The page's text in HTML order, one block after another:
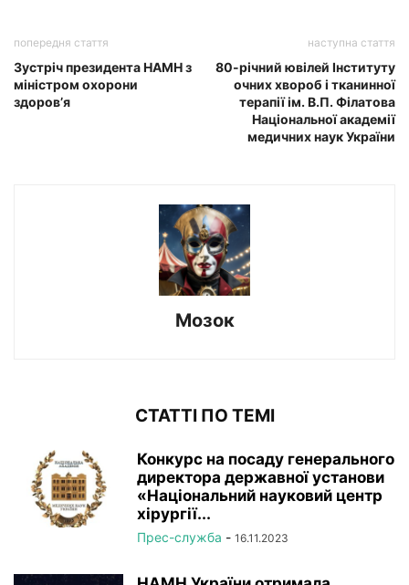
попередня стаття
Зустріч президента НАМН з
міністром охорони
здоров’я
наступна стаття
80-річний ювілей Інституту
очних хвороб і тканинної
терапії ім. В.П. Філатова
Національної академії
медичних наук України
Мозок
СТАТТІ ПО ТЕМІ
Конкурс на посаду генерального
директора державної установи
«Національний науковий центр
хірургії...
Прес-служба - 16.11.2023